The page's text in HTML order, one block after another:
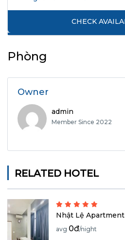
Phòng
Owner
admin
Member Since 2022
RELATED HOTEL
Nhật Lệ Apartment
avg 0đ/night